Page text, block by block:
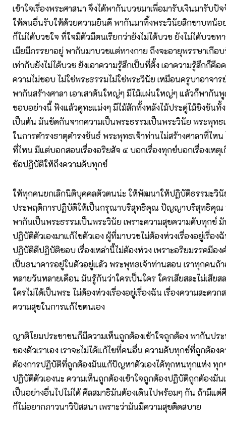
เข้าใจเรื่องพระศาสนา จึงได้พากันบวชมาเพื่อมารับเงินมารับปั
ให้คนอื่นรับให้ด้วยความยินดี พากันมาทิ้งพระวินัยสิกขาบทน้
ก็ไม่ได้บวชใจ ที่ใจมีตัวมีตนเรียกว่ายังไม่ได้บวช ยังไม่ได้บวชท
เมียมีภรรยาอยู่ พากันมาบวชแต่ทางกาย ถึงจะอายุพรรษาเกือ
เท่ากับยังไม่ได้บวช ยังเอาความรู้สึกเป็นที่ตั้ง เอาความรู้สึกก็คือ
ความไม่ชอบ ไม่ใช่พระธรรมไม่ใช่พระวินัย เหมือนครูบาอาจา
พากันสร้างศาลา เอาเสาต้นใหญ่ๆ มีไม้แผ่นใหญ่ๆ แล้วก็พากัน
ชอบอย่างนี้ ฟังแล้วดูทะแม่งๆ มีไม้สักทั้งหลังไม้ประดู่ไม้ชิงชันทั้
เป็นต้น มันขัดกันจากความเป็นพระธรรมเป็นพระวินัย พระพุทธ
ในการดำรงธาตุดำรงขันธ์ พระพุทธเจ้าท่านไม่สร้างศาลาที่ไหน
ที่ไหน มีแต่บอกสอนเรื่องอริยสัจ ๔ บอกเรื่องทุกข์บอกเรื่องเหตุ
ข้อปฏิบัติให้ถึงความดับทุกข์
ให้ทุกคนยกเลิกนิติบุคคลตัวตนน่ะ ให้พัฒนาให้ปฏิบัติธรรมะวินั
ประพฤติการปฏิบัติให้เป็นกรุณาบริสุทธิคุณ ปัญญาบริสุทธิคุณ
พากันเป็นพระธรรมเป็นพระวินัย เพราะความสุขความดับทุกข์
ปฏิบัติตัวเองมาแก้ไขตัวเอง ผู้ที่มาบวชไม่ต้องห่วงเรื่องอยู่เรื่อง
ปฏิบัติดีปฏิบัติชอบ เรื่องเหล่านี้ไม่ต้องห่วง เพราะอริยมรรคมีอ
เป็นธนาคารอยู่ในตัวอยู่แล้ว พระพุทธเจ้าท่านสอน เราทุกคนถ้
หลายวันหลายเดือน มันรู้กันว่าใครเป็นใคร ใครเสียสละไม่เสียส
ใครไม่ได้เป็นพระ ไม่ต้องห่วงเรื่องอยู่เรื่องฉัน เรื่องความสะดว
ความสุขในการแก้ไขตนเอง
ญาติโยมประชาชนก็มีความเห็นถูกต้องเข้าใจถูกต้อง พากันปร
ของตัวเราเอง เราจะไม่ได้แก้ไขที่คนอื่น ความดับทุกข์ที่ถูกต้องค
ต้องการปฏิบัติที่ถูกต้องมันแก้ปัญหาตัวเองได้ทุกหนทุกแห่ง ทุก
ปฏิบัติตัวเองนะ ความเห็นถูกต้องเข้าใจถูกต้องปฏิบัติถูกต้องมั
เป็นอย่างอื่นไปไม่ได้ ศีลสมาธิมันต้องเดินไปพร้อมๆ กัน ถ้ามีแ
ก็ไม่อยากภาวนาวิปัสสนา เพราะว่ามันมีความสุขติดสบาย